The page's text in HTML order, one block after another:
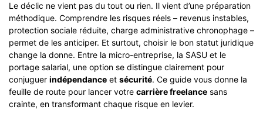
Le déclic ne vient pas du tout ou rien. Il vient d’une préparation
méthodique. Comprendre les risques réels – revenus instables,
protection sociale réduite, charge administrative chronophage –
permet de les anticiper. Et surtout, choisir le bon statut juridique
change la donne. Entre la micro-entreprise, la SASU et le
portage salarial, une option se distingue clairement pour
conjuguer indépendance et sécurité. Ce guide vous donne la
feuille de route pour lancer votre carrière freelance sans
crainte, en transformant chaque risque en levier.